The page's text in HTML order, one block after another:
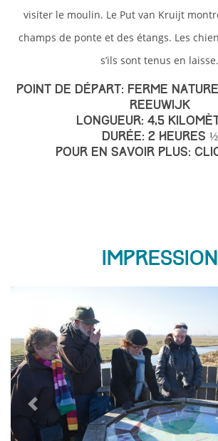
visiter le moulin. Le Put van Kruijt
champs de ponte et des étangs. Les
s’ils sont tenus en laisse.
Point de départ: Ferme
Reeuwijk
Longueur: 4,5
Durée: 2 heures ½
Pour en savoir plus:
Impression
Previous